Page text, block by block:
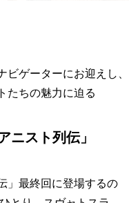
ゲーターにお迎えし、
たちの魅力に迫る
スト列伝」
」最終回に登場するの